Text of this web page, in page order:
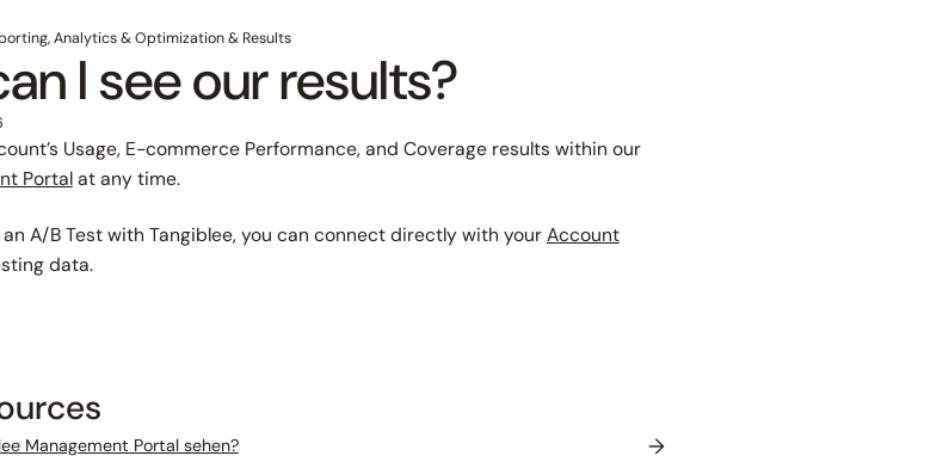
Analytics & Optimization & Results
I see our results?
Usage, E-commerce Performance, and Coverage results within our
Portalat any time.
A/B Test with Tangiblee, you can connect directly with yourAccount
data.
Management Portal sehen? →